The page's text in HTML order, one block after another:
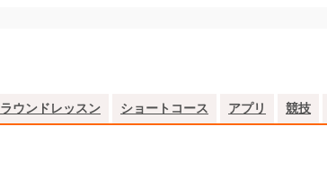
ラウンドレッスン ショートコース アプリ 競技